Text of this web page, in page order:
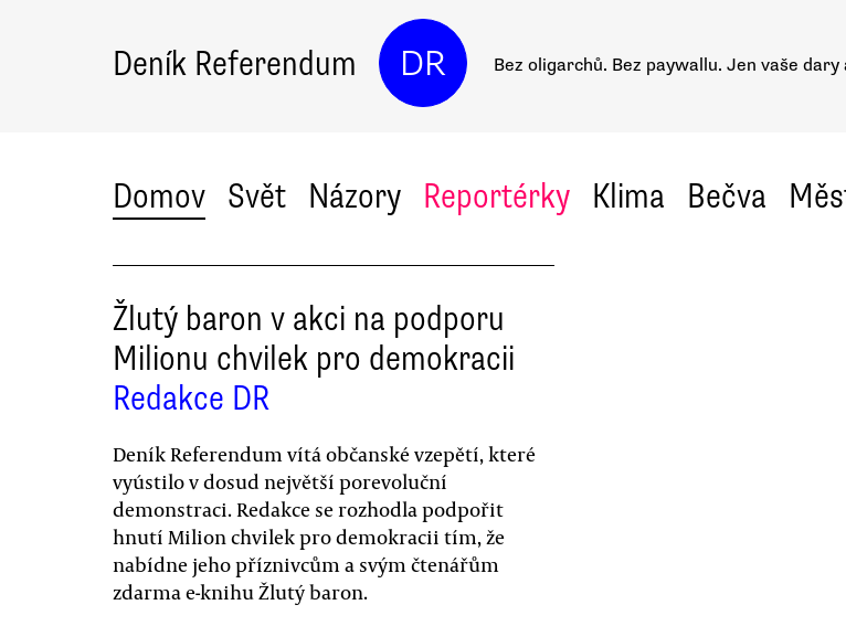
Deník Referendum DR Bez oligarchů. Bez paywallu. Jen vaše dary
Domov Svět Názory Reportérky Klima Bečva
Žlutý baron v akci na podporu
Milionu chvilek pro demokracii
Redakce DR
Deník Referendum vítá občanské vzepětí, které
vyústilo v dosud největší porevoluční
demonstraci. Redakce se rozhodla podpořit
hnutí Milion chvilek pro demokracii tím, že
nabídne jeho příznivcům a svým čtenářům
zdarma e-knihu Žlutý baron.